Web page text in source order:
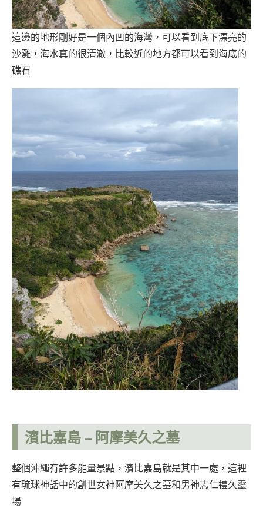
這邊的地形剛好是一個內凹的海灣，可以看到底下漂亮的
沙灘，海水真的很清澈，比較近的地方都可以看到海底的
礁石
濱比嘉島 – 阿摩美久之墓
整個沖繩有許多能量景點，濱比嘉島就是其中一處，這裡
有琉球神話中的創世女神阿摩美久之墓和男神志仁禮久靈
場